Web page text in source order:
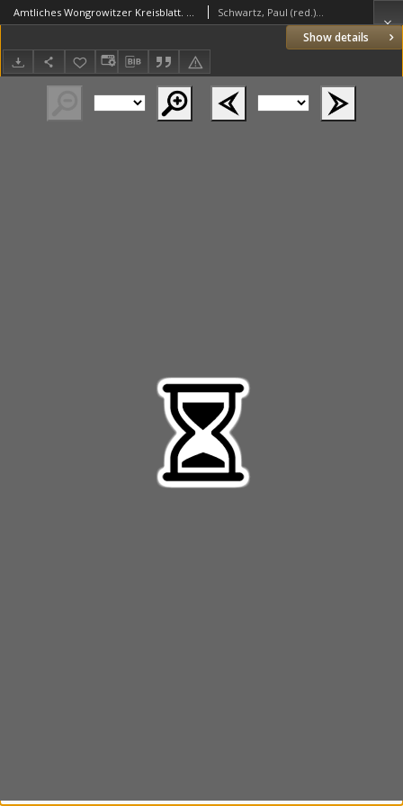
Show details
Amtliches Wongrowitzer Kreisblatt. 1912.11.23 Jg.62 Nr47 Schwartz, Paul (red.) (1853–1940)